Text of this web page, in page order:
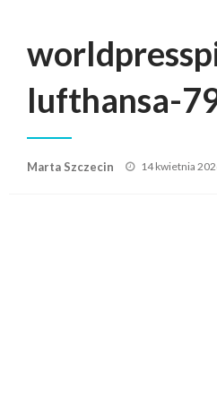
lufthansa-
Marta Szczecin
Posted
14 kwietnia